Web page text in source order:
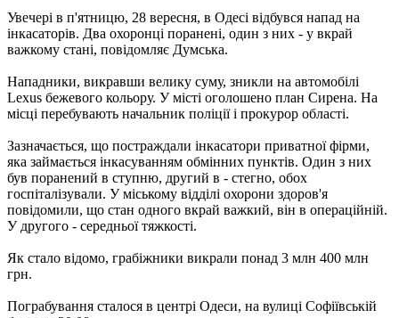
Увечері в п'ятницю, 28 вересня, в Одесі відбувся напад на
інкасаторів. Два охоронці поранені, один з них - у вкрай
важкому стані, повідомляє Думська.
Нападники, викравши велику суму, зникли на автомобілі
Lexus бежевого кольору. У місті оголошено план Сирена. На
місці перебувають начальник поліції і прокурор області.
Зазначається, що постраждали інкасатори приватної фірми,
яка займається інкасуванням обмінних пунктів. Один з них
був поранений в ступню, другий в - стегно, обох
госпіталізували. У міському відділі охорони здоров'я
повідомили, що стан одного вкрай важкий, він в операційній.
У другого - середньої тяжкості.
Як стало відомо, грабіжники викрали понад 3 млн 400 млн
грн.
Пограбування сталося в центрі Одеси, на вулиці Софіївській